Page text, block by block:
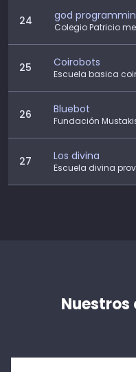
24 god
Colegio Patricio
25 Coirobots
Escuela basica
26 Bluebot
Fundación
27 Los divina
Escuela divina